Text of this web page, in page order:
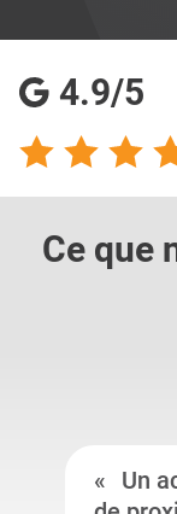
4.9/5
Ce que
Un